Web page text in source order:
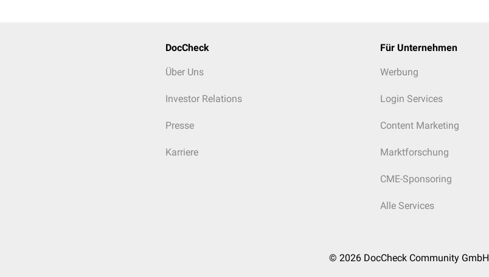
DocCheck
Über Uns
Investor Relations
Presse
Karriere
Für Unternehmen
Werbung
Login Services
Content Marketing
Marktforschung
CME-Sponsoring
Alle Services
© 2026 DocCheck Community GmbH